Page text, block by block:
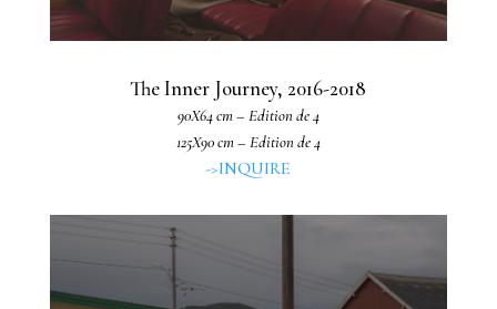
The Inner Journey, 2016-2018
90X64 cm – Edition de 4
125X90 cm – Edition de 4
->INQUIRE